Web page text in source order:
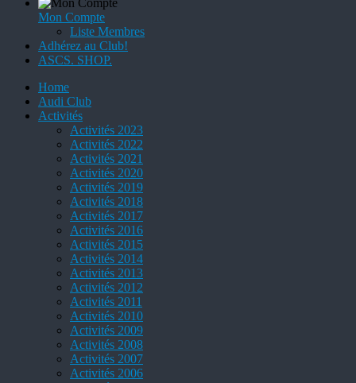
Mon Compte
Liste Membres
Adhérez au Club!
ASCS. SHOP.
Home
Audi Club
Activités
Activités 2023
Activités 2022
Activités 2021
Activités 2020
Activités 2019
Activités 2018
Activités 2017
Activités 2016
Activités 2015
Activités 2014
Activités 2013
Activités 2012
Activités 2011
Activités 2010
Activités 2009
Activités 2008
Activités 2007
Activités 2006